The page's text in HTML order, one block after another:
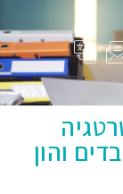
והון